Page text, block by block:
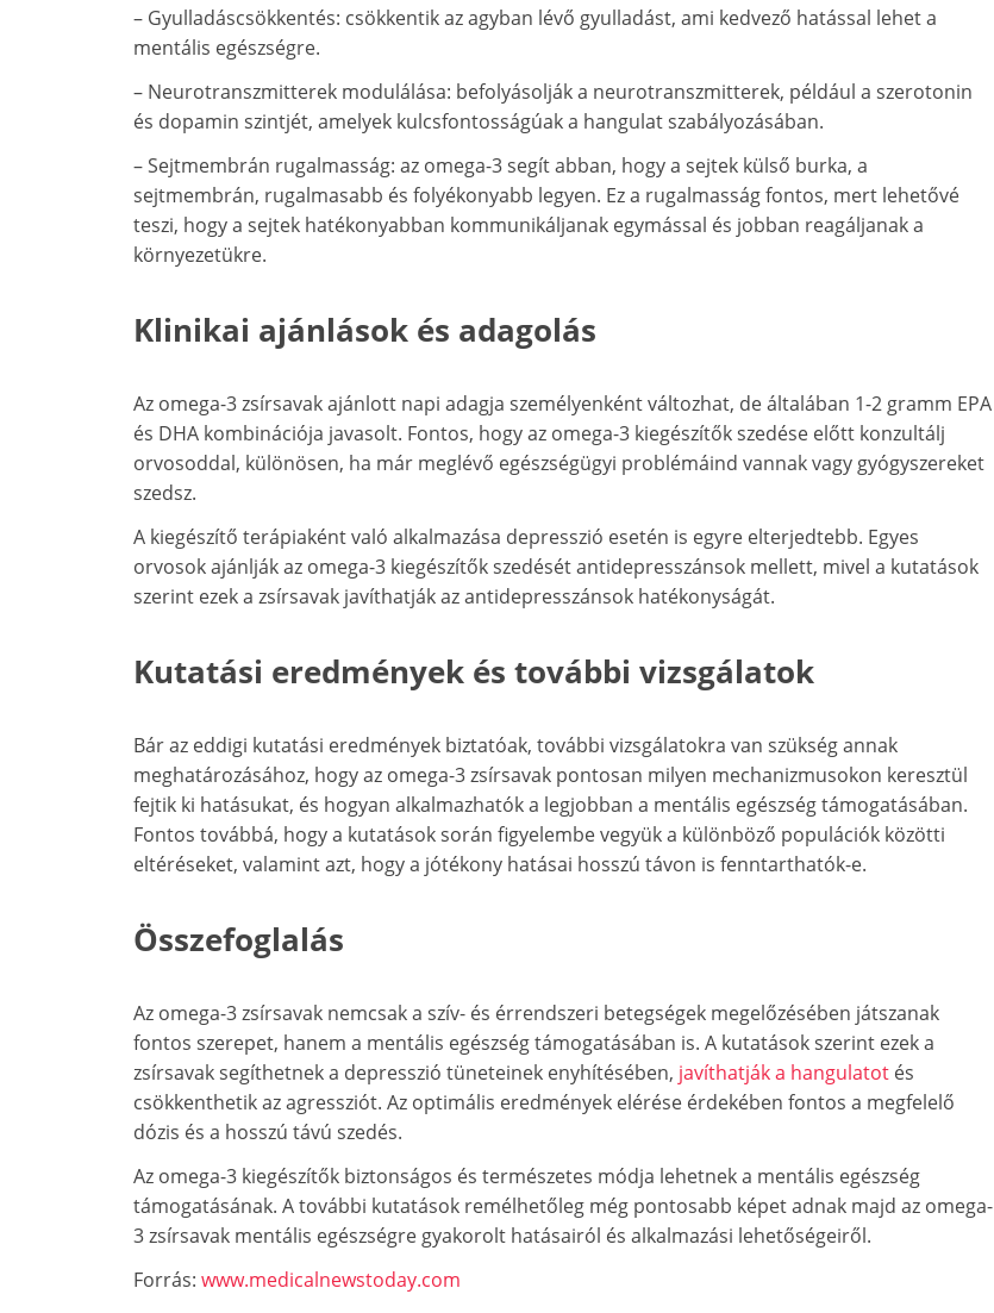
– Gyulladáscsökkentés: csökkentik az agyban lévő gyulladást, ami kedvező hatással lehet a
mentális egészségre.
– Neurotranszmitterek modulálása: befolyásolják a neurotranszmitterek, például a szerotonin
és dopamin szintjét, amelyek kulcsfontosságúak a hangulat szabályozásában.
– Sejtmembrán rugalmasság: az omega-3 segít abban, hogy a sejtek külső burka, a
sejtmembrán, rugalmasabb és folyékonyabb legyen. Ez a rugalmasság fontos, mert lehetővé
teszi, hogy a sejtek hatékonyabban kommunikáljanak egymással és jobban reagáljanak a
környezetükre.
Klinikai ajánlások és adagolás
Az omega-3 zsírsavak ajánlott napi adagja személyenként változhat, de általában 1-2 gramm EPA
és DHA kombinációja javasolt. Fontos, hogy az omega-3 kiegészítők szedése előtt konzultálj
orvosoddal, különösen, ha már meglévő egészségügyi problémáind vannak vagy gyógyszereket
szedsz.
A kiegészítő terápiaként való alkalmazása depresszió esetén is egyre elterjedtebb. Egyes
orvosok ajánlják az omega-3 kiegészítők szedését antidepresszánsok mellett, mivel a kutatások
szerint ezek a zsírsavak javíthatják az antidepresszánsok hatékonyságát.
Kutatási eredmények és további vizsgálatok
Bár az eddigi kutatási eredmények biztatóak, további vizsgálatokra van szükség annak
meghatározásához, hogy az omega-3 zsírsavak pontosan milyen mechanizmusokon keresztül
fejtik ki hatásukat, és hogyan alkalmazhatók a legjobban a mentális egészség támogatásában.
Fontos továbbá, hogy a kutatások során figyelembe vegyük a különböző populációk közötti
eltéréseket, valamint azt, hogy a jótékony hatásai hosszú távon is fenntarthatók-e.
Összefoglalás
Az omega-3 zsírsavak nemcsak a szív- és érrendszeri betegségek megelőzésében játszanak
fontos szerepet, hanem a mentális egészség támogatásában is. A kutatások szerint ezek a
zsírsavak segíthetnek a depresszió tüneteinek enyhítésében, javíthatják a hangulatot és
csökkenthetik az agressziót. Az optimális eredmények elérése érdekében fontos a megfelelő
dózis és a hosszú távú szedés.
Az omega-3 kiegészítők biztonságos és természetes módja lehetnek a mentális egészség
támogatásának. A további kutatások remélhetőleg még pontosabb képet adnak majd az omega-
3 zsírsavak mentális egészségre gyakorolt hatásairól és alkalmazási lehetőségeiről.
Forrás: www.medicalnewstoday.com